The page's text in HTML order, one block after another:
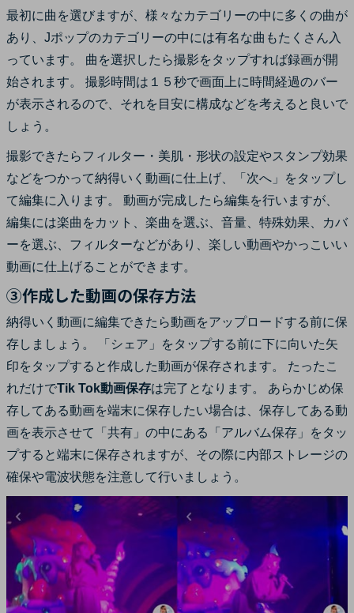
最初に曲を選びますが、様々なカテゴリーの中に多くの曲が
あり、Jポップのカテゴリーの中には有名な曲もたくさん入
っています。 曲を選択したら撮影をタップすれば録画が開
始されます。 撮影時間は１５秒で画面上に時間経過のバー
が表示されるので、それを目安に構成などを考えると良いで
しょう。
撮影できたらフィルター・美肌・形状の設定やスタンプ効果
などをつかって納得いく動画に仕上げ、「次へ」をタップし
て編集に入ります。 動画が完成したら編集を行いますが、
編集には楽曲をカット、楽曲を選ぶ、音量、特殊効果、カバ
ーを選ぶ、フィルターなどがあり、楽しい動画やかっこいい
動画に仕上げることができます。
③作成した動画の保存方法
納得いく動画に編集できたら動画をアップロードする前に保
存しましょう。 「シェア」をタップする前に下に向いた矢
印をタップすると作成した動画が保存されます。 たったこ
れだけでTik Tok動画保存は完了となります。 あらかじめ保
存してある動画を端末に保存したい場合は、保存してある動
画を表示させて「共有」の中にある「アルバム保存」をタッ
プすると端末に保存されますが、その際に内部ストレージの
確保や電波状態を注意して行いましょう。